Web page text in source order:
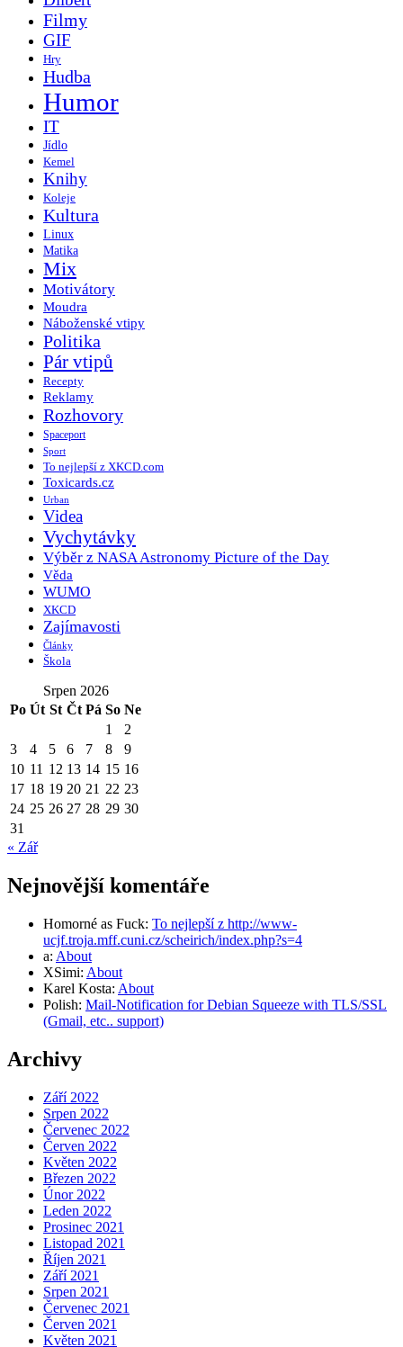
Filmy
GIF
Hry
Hudba
Humor
IT
Jídlo
Kemel
Knihy
Koleje
Kultura
Linux
Matika
Mix
Motivátory
Moudra
Náboženské vtipy
Politika
Pár vtipů
Recepty
Reklamy
Rozhovory
Spaceport
Sport
To nejlepší z XKCD.com
Toxicards.cz
Urban
Videa
Vychytávky
Výběr z NASA Astronomy Picture of the Day
Věda
WUMO
XKCD
Zajímavosti
Články
Škola
Srpen 2026
Po Út St Čt Pá So Ne
1
2
3
4 5 6 7 8
9
10 11 12 13 14 15 16
17 18 19 20 21 22 23
24 25 26 27 28 29 30
31
« Zář
Nejnovější komentáře
Homorné as Fuck: To nejlepší z http://www-
ucjf.troja.mff.cuni.cz/scheirich/index.php?s=4
a: About
XSimi: About
Karel Kosta: About
Polish: Mail-Notification for Debian Squeeze with TLS/SSL
(Gmail, etc.. support)
Archivy
Září 2022
Srpen 2022
Červenec 2022
Červen 2022
Květen 2022
Březen 2022
Únor 2022
Leden 2022
Prosinec 2021
Listopad 2021
Říjen 2021
Září 2021
Srpen 2021
Červenec 2021
Červen 2021
Květen 2021